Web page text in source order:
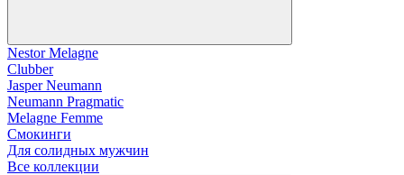
Nestor Melagne
Clubber
Jasper Neumann
Neumann Pragmatic
Melagne Femme
Смокинги
Для солидных мужчин
Все коллекции